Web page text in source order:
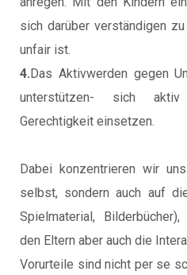
sich darüber verständigen
unfair ist.
4.Das Aktivwerden gegen
unterstützen- sich
Gerechtigkeit einsetzen.
Dabei konzentrieren wir
selbst, sondern auch auf
Spielmaterial,
den Eltern aber auch die
Vorurteile sind nicht per se